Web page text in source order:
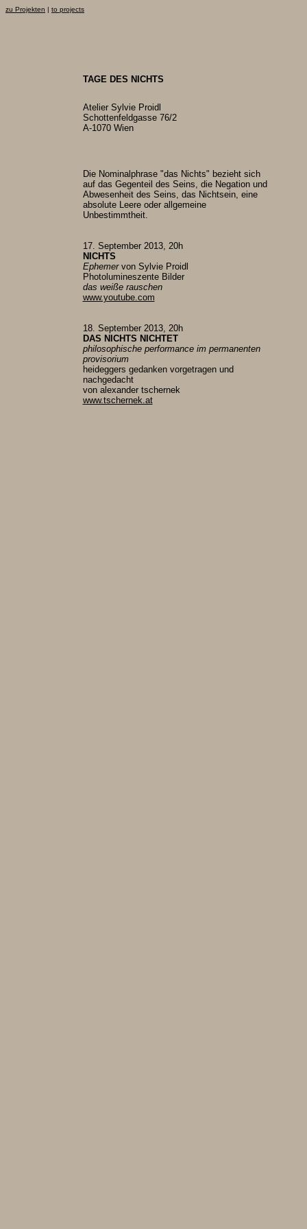
zu Projekten | to projects
TAGE DES NICHTS
Atelier Sylvie Proidl
Schottenfeldgasse 76/2
A-1070 Wien
Die Nominalphrase "das Nichts" bezieht sich
auf das Gegenteil des Seins, die Negation und
Abwesenheit des Seins, das Nichtsein, eine
absolute Leere oder allgemeine
Unbestimmtheit.
17. September 2013, 20h
NICHTS
Ephemervon Sylvie Proidl
Photolumineszente Bilder
das weiße rauschen
www.youtube.com
18. September 2013, 20h
DAS NICHTS NICHTET
philosophische performance im permanenten
provisorium
heideggers gedanken vorgetragen und
nachgedacht
von alexander tschernek
www.tschernek.at